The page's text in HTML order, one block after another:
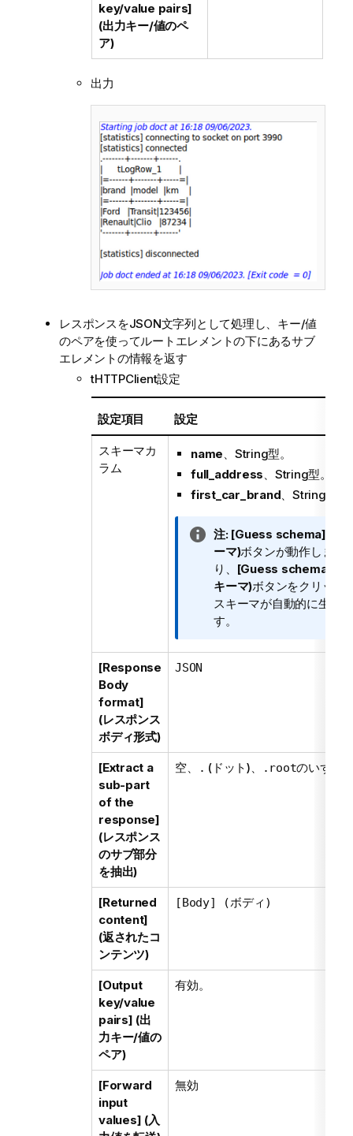
key/value pairs]
(出力キー/値のペ
ア)
出力
レスポンスをJSON文字列として処理し、キー/値
のペアを使ってルートエレメントの下にあるサブ
エレメントの情報を返す
tHTTPClient設定
設定項目 設定
スキーマカ
ラム
name 、String型。
full_address 、String型。
first_car_brand 、String型。
情
報
メ
モ
注: [Guess schema] (推
ーマ)ボタンが動作します
り、 [Guess schema] (推
キーマ)ボタンをクリック
スキーマが自動的に生成
す。
[Response
Body
format]
(レスポンス
ボディ形式)
JSON
[Extract a
sub-part
of the
response]
(レスポンス
のサブ部分
を抽出)
空、 . (ドット)、 .rootのいずれ
[Returned
content]
(返されたコ
ンテンツ)
[Body] (ボディ)
[Output
key/value
pairs] (出
力キー/値の
ペア)
有効。
[Forward
input
values] (入
無効